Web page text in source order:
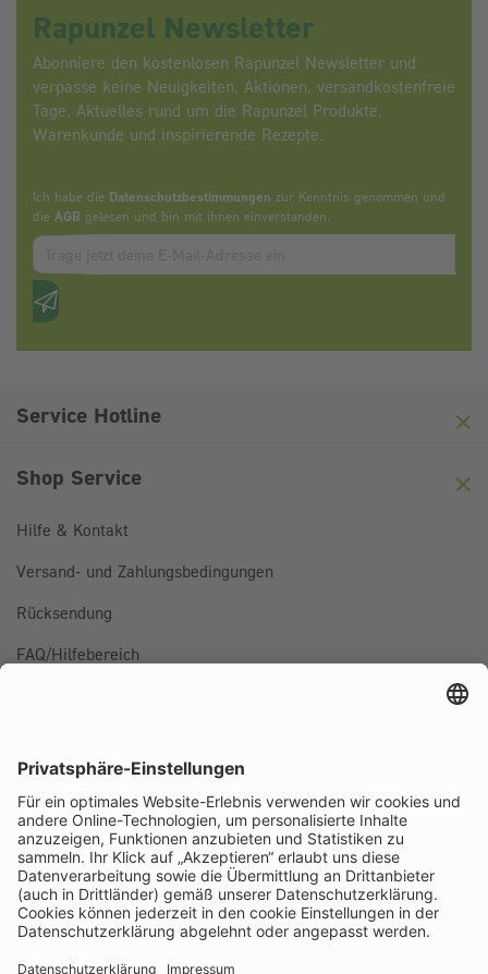
Rapunzel Newsletter
Abonniere den kostenlosen Rapunzel Newsletter und
verpasse keine Neuigkeiten, Aktionen, versandkostenfreie
Tage, Aktuelles rund um die Rapunzel Produkte,
Warenkunde und inspirierende Rezepte.
Ich habe die Datenschutzbestimmungen zur Kenntnis genommen und
die AGB gelesen und bin mit ihnen einverstanden.
Zum abbonieren des Newsletters, bitte E-Mail Adresse
Anti-Roboter-Verifizierung
Service Hotline
Shop Service
Hilfe & Kontakt
Versand- und Zahlungsbedingungen
Rücksendung
FAQ/Hilfebereich
Rapunzel Naturkost auf Facebook
Rapunzel Naturkost auf Instagram
Rapunzel Naturkost auf YouTube
Rapunzel Naturkost auf Pinterest
Rapunzel Naturkost auf LinkedIn
Informationen
Zahlungsarten